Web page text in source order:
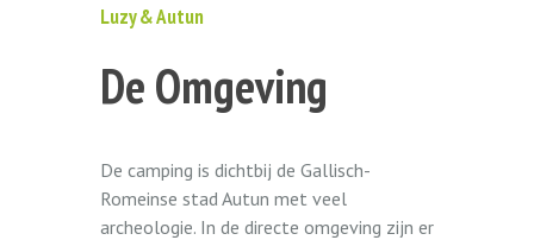
Luzy & Autun
De Omgeving
De camping is dichtbij de Gallisch-
Romeinse stad Autun met veel
archeologie. In de directe omgeving zijn er